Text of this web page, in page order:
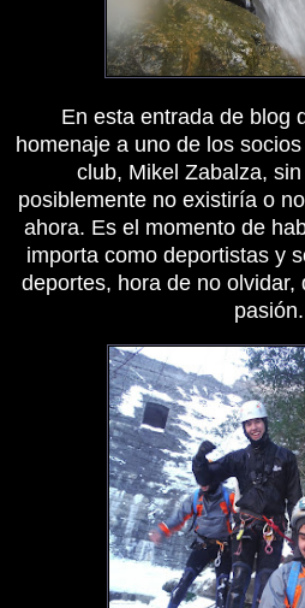
En esta entrada de blog
homenaje a uno de los
club, Mikel Zabalza,
posiblemente no existiría o
ahora. Es el momento de
importa como deportistas y
deportes, hora de no olvidar,
pasión.